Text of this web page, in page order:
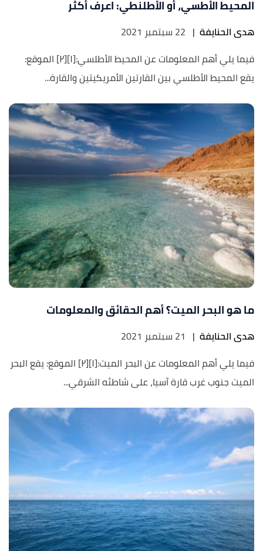
المحيط الأطسي، أو الأطلنطي: اعرف أكثر
هدى الحنايفة | 22 سبتمبر 2021
فيما يلي أهم المعلومات عن المحيط الأطلسي:[١][٢] الموقع:
يقع المحيط الأطلسي بين القارتين الأمريكيتين والقارة...
ما هو البحر الميت؟ أهم الحقائق والمعلومات
هدى الحنايفة | 21 سبتمبر 2021
فيما يلي أهم المعلومات عن البحر الميت:[١][٢] الموقع: يقع البحر
الميت جنوب غرب قارة آسيا، على شاطئه الشرقي...